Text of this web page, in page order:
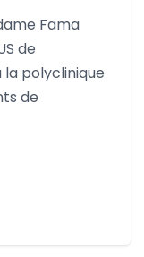
Fama
de
la polyclinique
de